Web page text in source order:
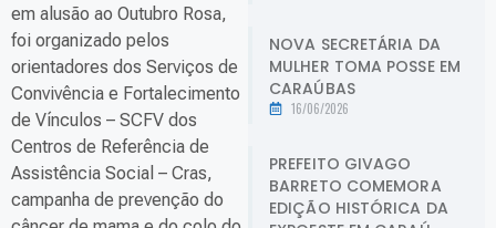
em alusão ao Outubro Rosa,
foi organizado pelos
orientadores dos Serviços de
Convivência e Fortalecimento
de Vínculos – SCFV dos
Centros de Referência de
Assistência Social – Cras,
campanha de prevenção do
NOVA SECRETÁRIA DA
MULHER TOMA POSSE EM
CARAÚBAS
16/06/2026
PREFEITO GIVAGO
BARRETO COMEMORA
EDIÇÃO HISTÓRICA DA